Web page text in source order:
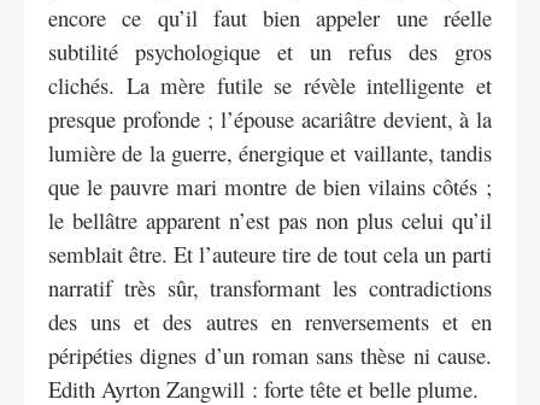
encore ce qu’il faut bien appeler une réelle
subtilité psychologique et un refus des gros
clichés. La mère futile se révèle intelligente et
presque profonde ; l’épouse acariâtre devient, à la
lumière de la guerre, énergique et vaillante, tandis
que le pauvre mari montre de bien vilains côtés ;
le bellâtre apparent n’est pas non plus celui qu’il
semblait être. Et l’auteure tire de tout cela un parti
narratif très sûr, transformant les contradictions
des uns et des autres en renversements et en
péripéties dignes d’un roman sans thèse ni cause.
Edith Ayrton Zangwill : forte tête et belle plume.